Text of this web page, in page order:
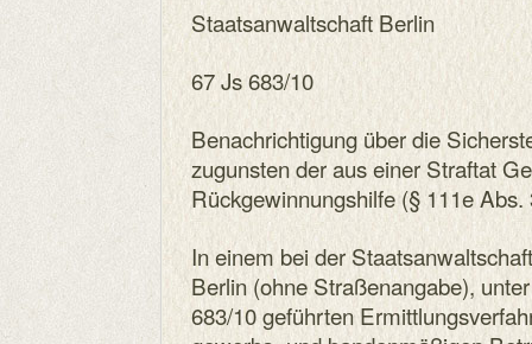
Staatsanwaltschaft Berlin
67 Js 683/10
Benachrichtigung über die
zugunsten der aus einer Straftat
Rückgewinnungshilfe (§ 111e
In einem bei der
Berlin (ohne Straßenangabe),
683/10 geführten